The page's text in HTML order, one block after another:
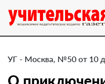
УГ - Москва, №50 от 10
О